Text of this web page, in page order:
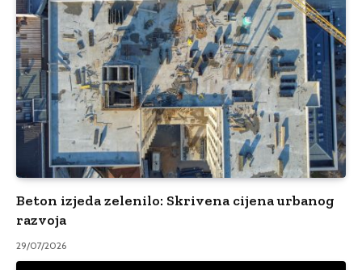
Beton izjeda zelenilo: Skrivena cijena urbanog
razvoja
29/07/2026